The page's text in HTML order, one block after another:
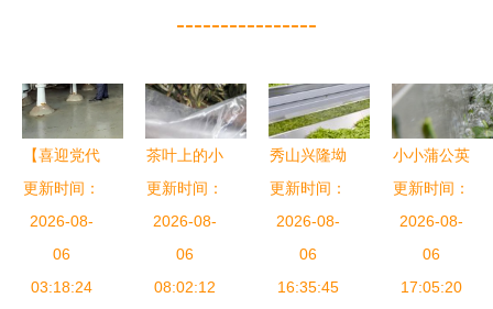
----------------
【喜迎党代
会 奋进新
征程】凤
冈:围绕绿
色食品抓工
更新时间：
2026-08-
06
03:18:24
茶叶上的小
茸毛是什
么？这可是
好茶的象征
更新时间：
2026-08-
06
08:02:12
秀山兴隆坳
茶叶加工中
心正式投
产，助力茶
产业提质增
更新时间：
2026-08-
06
16:35:45
小小蒲公英
飞撒致富梦
更新时间：
2026-08-
06
17:05:20